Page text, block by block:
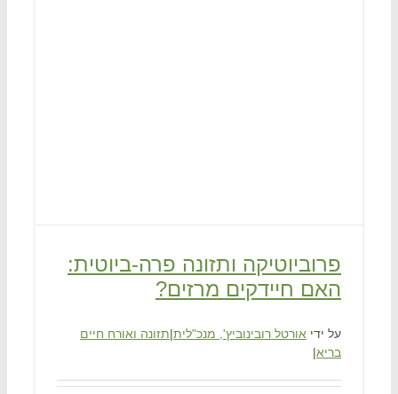
פרוביוטיקה ותזונה פרה-ביוטית:
האם חיידקים מרזים?
אורטל רובינוביץ', מנכ"לית תזונה ואורח חיים